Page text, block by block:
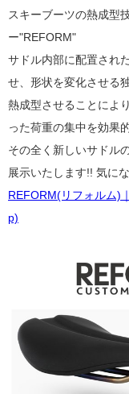
スキーブーツの熱成型
ー"REFORM"
サドル内部に配置され
せ、形状を変化させる
熱成型させることによ
った荷重の集中を効果
その全く新しいサドル
展示いたします!! 気に
REFORM(リフォルム)
p)